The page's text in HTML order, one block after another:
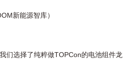
新能源智库）
们选择了纯粹做TOPCon的电池组件龙